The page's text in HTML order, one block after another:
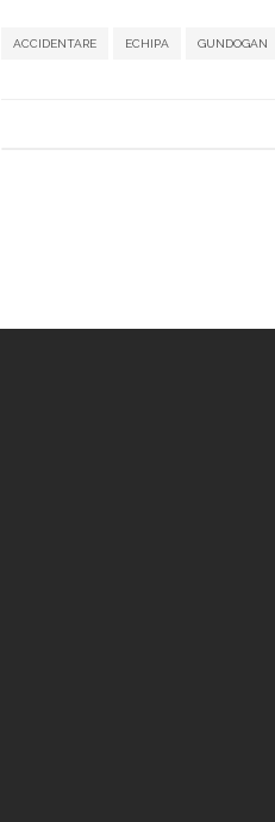
ACCIDENTARE ECHIPA GUNDOGAN